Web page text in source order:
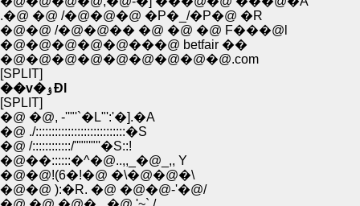
.�@ �@ /�@�@�@ �P�_/�P�@ �R
�@�@ /�@�@�� �@ �@ �@ F���@l
�@�@�@�@�@���@ betfair ��
�@�@�@�@�@�@�@�@�@.com
[SPLIT]
��v�ۉÐl
[SPLIT]
�@ �@, -''"'`�L"':'�].�A
�@ ./::::::::::::::::::::::::::::�S
�@ /::::::::::::/''""'"''�S::!
�@��::::::�^�@..,,_�@_,, Y
�@�@!(6�!�@ �\�@�@�\
�@�@ ):�R. �@ �@�@-'�@/